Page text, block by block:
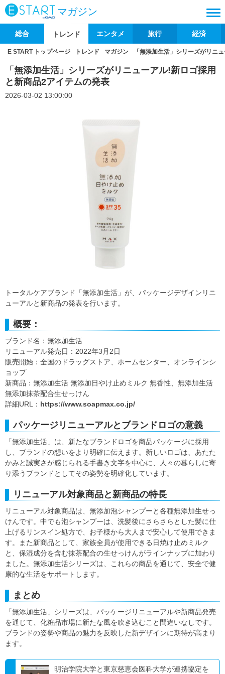
マガジン
総合 トレンド エンタメ 旅行 経済
E START トップページ トレンド マガジン 「無添加生活」シリーズがリニ
「無添加生活」シリーズがリニューアル!新ロゴ採用
と新商品2アイテムの発表
2026-03-02 13:00:00
トータルケアブランド「無添加生活」が、パッケージデザインリニ
ューアルと新商品の発表を行います。
概要：
ブランド名：無添加生活
リニューアル発売日：2022年3月2日
販売開始：全国のドラッグストア、ホームセンター、オンラインシ
ョップ
新商品：無添加生活 無添加日やけ止めミルク 無香性、無添加生活
無添加抹茶配合生せっけん
詳細URL： https://www.soapmax.co.jp/
パッケージリニューアルとブランドロゴの意義
「無添加生活」は、新たなブランドロゴを商品パッケージに採用
し、ブランドの想いをより明確に伝えます。新しいロゴは、あたた
かみと誠実さが感じられる手書き文字を中心に、人々の暮らしに寄
り添うブランドとしてその姿勢を明確化しています。
リニューアル対象商品と新商品の特長
リニューアル対象商品は、無添加泡シャンプーと各種無添加生せっ
けんです。中でも泡シャンプーは、洗髪後にさらさらとした髪に仕
上げるリンスイン処方で、お子様から大人まで安心して使用できま
す。また新商品として、家族全員が使用できる日焼け止めミルク
と、保湿成分を含む抹茶配合の生せっけんがラインナップに加わり
ました。無添加生活シリーズは、これらの商品を通じて、安全で健
康的な生活をサポートします。
まとめ
「無添加生活」シリーズは、パッケージリニューアルや新商品発売
を通じて、化粧品市場に新たな風を吹き込むこと間違いなしです。
ブランドの姿勢や商品の魅力を反映した新デザインに期待が高まり
ます。
明治学院大学と東京慈恵会医科大学が連携協定を